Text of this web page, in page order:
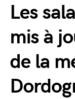
Les
mis à
de la